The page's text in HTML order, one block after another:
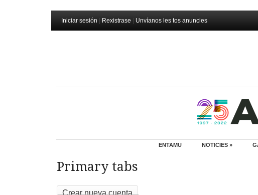
Iniciar sesión Rexistrase Unvíanos les tos anuncies
ENTAMU NOTICIES »
Primary tabs
Crear nueva cuenta